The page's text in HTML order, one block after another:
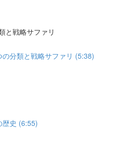
戦略サファリ
分類と戦略サファリ (5:38)
史 (6:55)